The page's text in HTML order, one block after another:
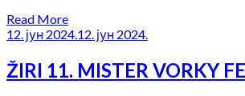
Read More
12. јун 2024.12. јун 2024.
ŽIRI 11. MISTER VORKY